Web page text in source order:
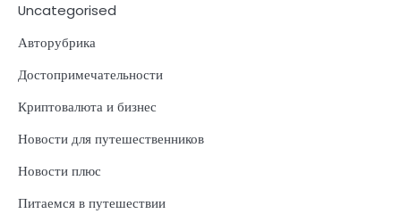
Uncategorised
Авторубрика
Достопримечательности
Криптовалюта и бизнес
Новости для путешественников
Новости плюс
Питаемся в путешествии